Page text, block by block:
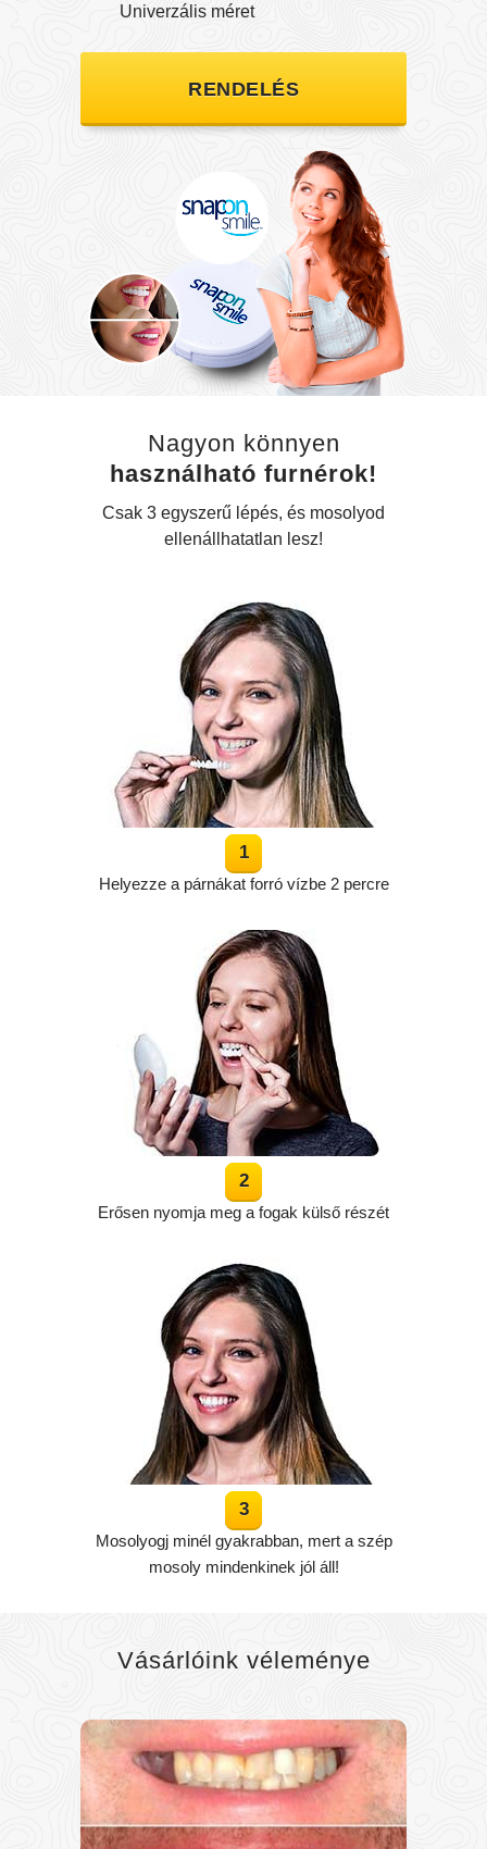
Univerzális méret
RENDELÉS
Nagyon könnyen
használható furnérok!
Csak 3 egyszerű lépés, és mosolyod
ellenállhatatlan lesz!
Helyezze a párnákat forró vízbe 2 percre
Erősen nyomja meg a fogak külső részét
Mosolyogj minél gyakrabban, mert a szép
mosoly mindenkinek jól áll!
Vásárlóink véleménye